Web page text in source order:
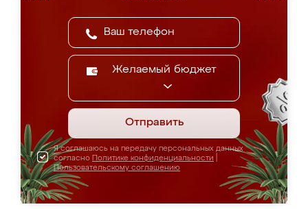
Желаемый бюджет
Отправить
Я соглашаюсь на передачу персональных данных
согласно Политике конфиденциальности
Пользовательскому соглашению